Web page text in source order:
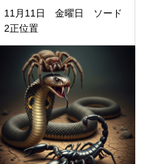
11月11日 金曜日 ソード
2正位置